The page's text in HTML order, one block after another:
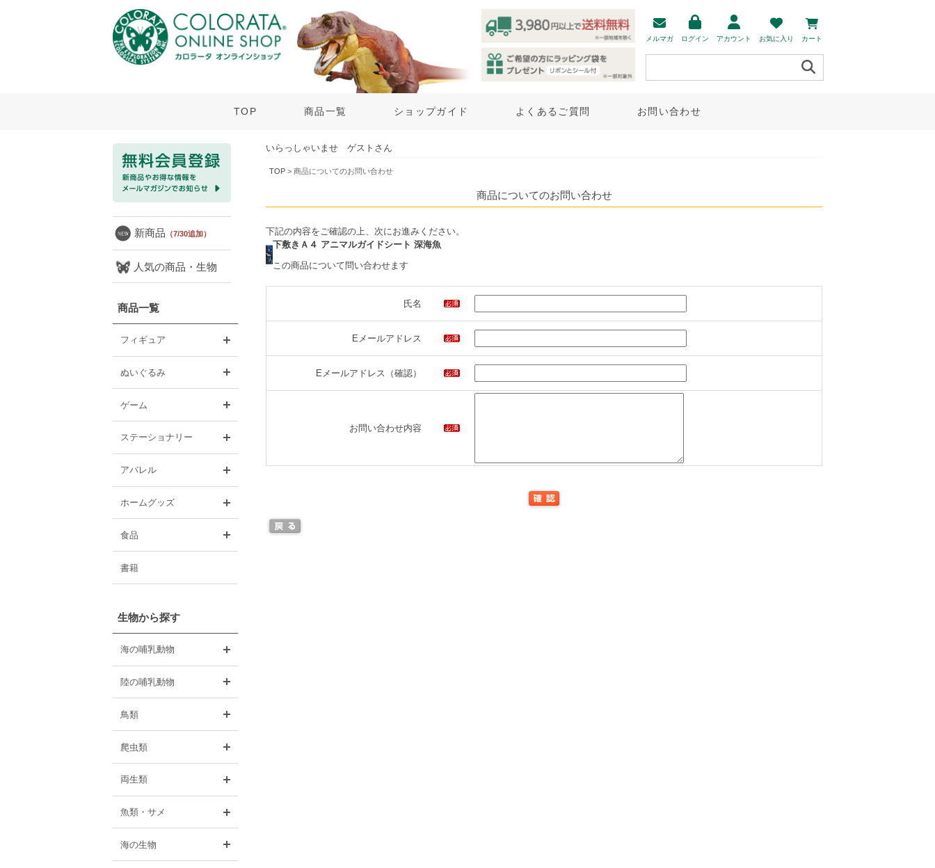
メルマガ ログイン アカウント お気に入り カート
TOP 商品一覧 ショップガイド よくあるご質問 お問い合わせ
新商品 （7/30追加）
人気の商品・生物
商品一覧
フィギュア
ぬいぐるみ
ゲーム
ステーショナリー
アパレル
ホームグッズ
食品
書籍
生物から探す
海の哺乳動物
陸の哺乳動物
鳥類
爬虫類
両生類
魚類・サメ
海の生物
いらっしゃいませ ゲストさん
TOP > 商品についてのお問い合わせ
商品についてのお問い合わせ
下記の内容をご確認の上、次にお進みください。
下敷きＡ４ アニマルガイドシート 深海魚
この商品について問い合わせます
氏名
Eメールアドレス
Eメールアドレス（確認）
お問い合わせ内容